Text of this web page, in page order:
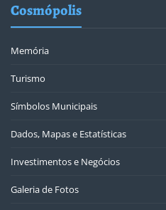
Cosmópolis
Memória
Turismo
Símbolos Municipais
Dados, Mapas e Estatísticas
Investimentos e Negócios
Galeria de Fotos